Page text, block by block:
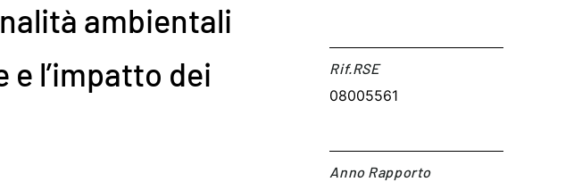
ambientali
l’impatto dei
Rif.RSE​
08005561
Anno Rapporto